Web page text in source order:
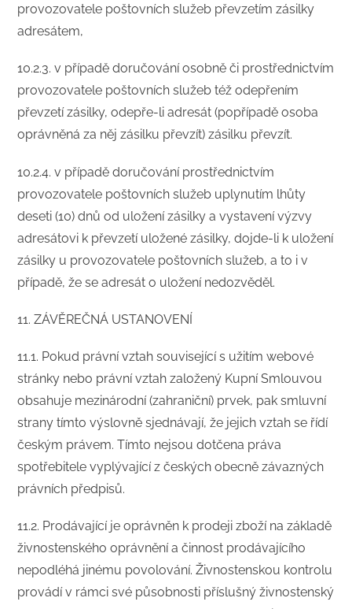
provozovatele poštovních služeb převzetím zásilky
adresátem,
10.2.3. v případě doručování osobně či prostřednictvím
provozovatele poštovních služeb též odepřením
převzetí zásilky, odepře-li adresát (popřípadě osoba
oprávněná za něj zásilku převzít) zásilku převzít.
10.2.4. v případě doručování prostřednictvím
provozovatele poštovních služeb uplynutím lhůty
deseti (10) dnů od uložení zásilky a vystavení výzvy
adresátovi k převzetí uložené zásilky, dojde-li k uložení
zásilky u provozovatele poštovních služeb, a to i v
případě, že se adresát o uložení nedozvěděl.
​11. ZÁVĚREČNÁ USTANOVENÍ
​11.1. Pokud právní vztah související s užitím webové
stránky nebo právní vztah založený Kupní Smlouvou
obsahuje mezinárodní (zahraniční) prvek, pak smluvní
strany tímto výslovně sjednávají, že jejich vztah se řídí
českým právem. Tímto nejsou dotčena práva
spotřebitele vyplývající z českých obecně závazných
právních předpisů.
11.2. Prodávající je oprávněn k prodeji zboží na základě
živnostenského oprávnění a činnost prodávajícího
nepodléhá jinému povolování. Živnostenskou kontrolu
provádí v rámci své působnosti příslušný živnostenský